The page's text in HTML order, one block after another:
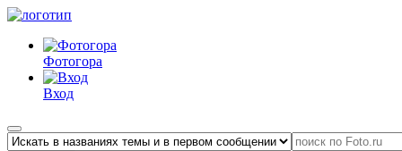
Фотогора
Вход